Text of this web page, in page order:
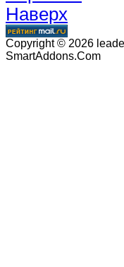
Наверх
Copyright © 2026
SmartAddons.Com